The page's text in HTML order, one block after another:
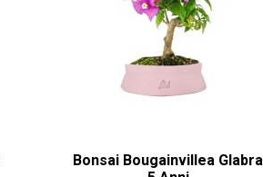
Bonsai Bougainvillea Glabra